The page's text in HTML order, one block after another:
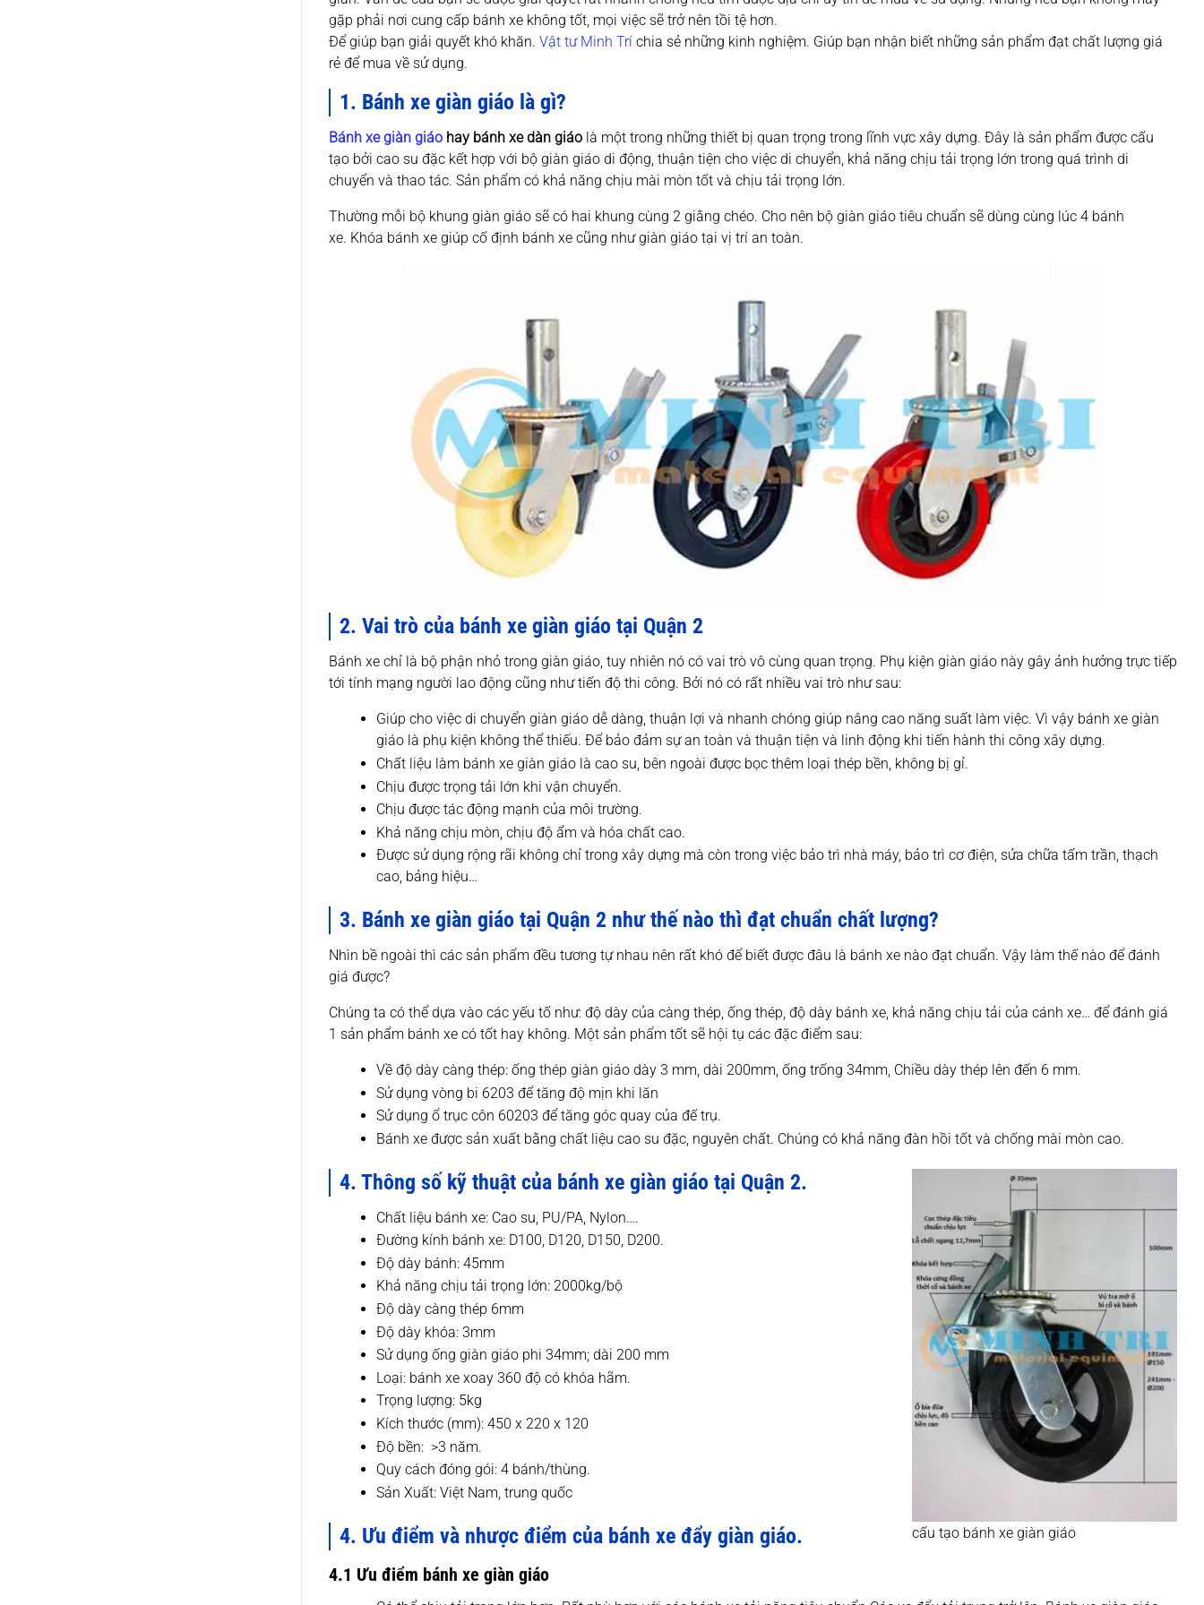
gặp phải nơi cung cấp bánh xe không tốt, mọi việc sẽ trở nên tồi tệ hơn.
Để giúp bạn giải quyết khó khăn. Vật tư Minh Trí chia sẻ những kinh nghiệm. Giúp bạn nhận biết những sản phẩm đạt chất lượng giá
rẻ để mua về sử dụng.
1. Bánh xe giàn giáo là gì?
Bánh xe giàn giáo hay bánh xe dàn giáo là một trong những thiết bị quan trọng trong lĩnh vực xây dựng. Đây là sản phẩm được cấu
tạo bởi cao su đặc kết hợp với bộ giàn giáo di động, thuận tiện cho việc di chuyển, khả năng chịu tải trọng lớn trong quá trình di
chuyển và thao tác. Sản phẩm có khả năng chịu mài mòn tốt và chịu tải trọng lớn.
Thường mỗi bộ khung giàn giáo sẽ có hai khung cùng 2 giằng chéo. Cho nên bộ giàn giáo tiêu chuẩn sẽ dùng cùng lúc 4 bánh
xe. Khóa bánh xe giúp cố định bánh xe cũng như giàn giáo tại vị trí an toàn.
2. Vai trò của bánh xe giàn giáo tại Quận 2
Bánh xe chỉ là bộ phận nhỏ trong giàn giáo, tuy nhiên nó có vai trò vô cùng quan trọng. Phụ kiện giàn giáo này gây ảnh hưởng trực tiếp
tới tính mạng người lao động cũng như tiến độ thi công. Bởi nó có rất nhiều vai trò như sau:
Giúp cho việc di chuyển giàn giáo dễ dàng, thuận lợi và nhanh chóng giúp nâng cao năng suất làm việc. Vì vậy bánh xe giàn
giáo là phụ kiện không thể thiếu. Để bảo đảm sự an toàn và thuận tiện và linh động khi tiến hành thi công xây dựng.
Chất liệu làm bánh xe giàn giáo là cao su, bên ngoài được bọc thêm loại thép bền, không bị gỉ.
Chịu được trọng tải lớn khi vận chuyển.
Chịu được tác động mạnh của môi trường.
Khả năng chịu mòn, chịu độ ẩm và hóa chất cao.
Được sử dụng rộng rãi không chỉ trong xây dựng mà còn trong việc bảo trì nhà máy, bảo trì cơ điện, sửa chữa tấm trần, thạch
cao, bảng hiệu…
3. Bánh xe giàn giáo tại Quận 2 như thế nào thì đạt chuẩn chất lượng?
Nhìn bề ngoài thì các sản phẩm đều tương tự nhau nên rất khó để biết được đâu là bánh xe nào đạt chuẩn. Vậy làm thế nào để đánh
giá được?
Chúng ta có thể dựa vào các yếu tố như: độ dày của càng thép, ống thép, độ dày bánh xe, khả năng chịu tải của cánh xe… để đánh giá
1 sản phẩm bánh xe có tốt hay không. Một sản phẩm tốt sẽ hội tụ các đặc điểm sau:
Về độ dày càng thép: ống thép giàn giáo dày 3 mm, dài 200mm, ống trống 34mm, Chiều dày thép lên đến 6 mm.
Sử dụng vòng bi 6203 để tăng độ mịn khi lăn
Sử dụng ổ trục côn 60203 để tăng góc quay của đế trụ.
Bánh xe được sản xuất bằng chất liệu cao su đặc, nguyên chất. Chúng có khả năng đàn hồi tốt và chống mài mòn cao.
cấu tạo bánh xe giàn giáo
4. Thông số kỹ thuật của bánh xe giàn giáo tại Quận 2.
Chất liệu bánh xe: Cao su, PU/PA, Nylon….
Đường kính bánh xe: D100, D120, D150, D200.
Độ dày bánh: 45mm
Khả năng chịu tải trọng lớn: 2000kg/bộ
Độ dày càng thép 6mm
Độ dày khóa: 3mm
Sử dụng ống giàn giáo phi 34mm; dài 200 mm
Loại: bánh xe xoay 360 độ có khóa hãm.
Trọng lượng: 5kg
Kích thước (mm): 450 x 220 x 120
Độ bền: >3 năm.
Quy cách đóng gói: 4 bánh/thùng.
Sản Xuất: Việt Nam, trung quốc
4. Ưu điểm và nhược điểm của bánh xe đẩy giàn giáo.
4.1 Ưu điểm bánh xe giàn giáo